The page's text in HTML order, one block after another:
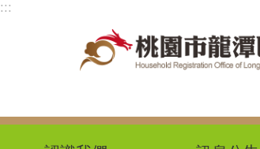
跳到主要內容區塊
:::